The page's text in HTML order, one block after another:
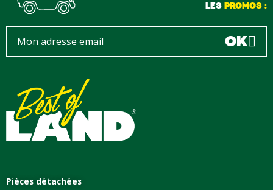
LES PROMOS :
OK
Pièces détachées